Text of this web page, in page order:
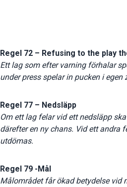
Regel 72 – Refusing to the play
Ett lag som efter varning förhalar
under press spelar in pucken i
Regel 77 – Nedsläpp
Om ett lag felar vid ett nedsläpp
därefter en ny chans. Vid ett
utdömas.
Regel 79 -Mål
Målområdet får ökad betydelse